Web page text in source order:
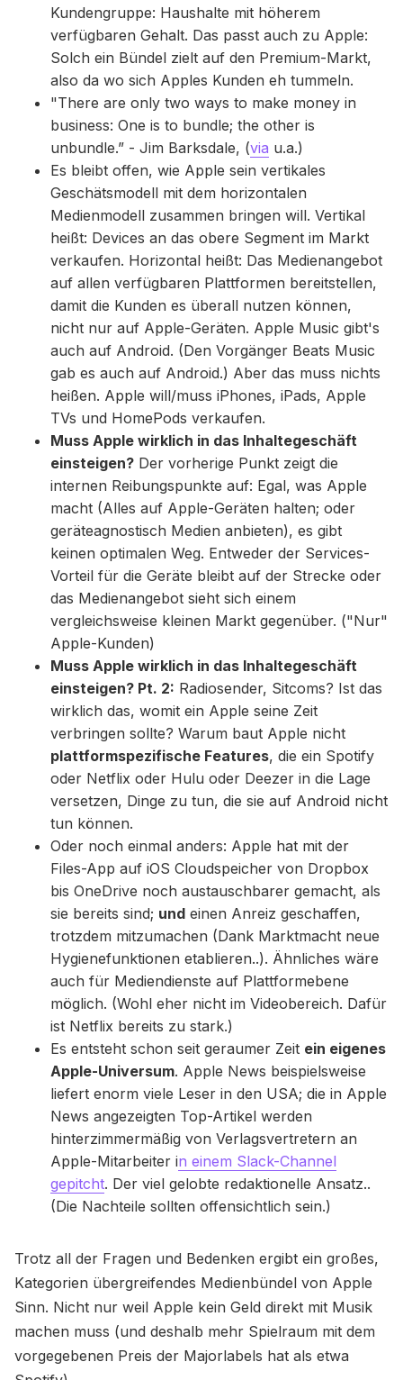
Kundengruppe: Haushalte mit höherem
verfügbaren Gehalt. Das passt auch zu Apple:
Solch ein Bündel zielt auf den Premium-Markt,
also da wo sich Apples Kunden eh tummeln.
"There are only two ways to make money in
business: One is to bundle; the other is
unbundle.” - Jim Barksdale, (via u.a.)
Es bleibt offen, wie Apple sein vertikales
Geschätsmodell mit dem horizontalen
Medienmodell zusammen bringen will. Vertikal
heißt: Devices an das obere Segment im Markt
verkaufen. Horizontal heißt: Das Medienangebot
auf allen verfügbaren Plattformen bereitstellen,
damit die Kunden es überall nutzen können,
nicht nur auf Apple-Geräten. Apple Music gibt's
auch auf Android. (Den Vorgänger Beats Music
gab es auch auf Android.) Aber das muss nichts
heißen. Apple will/muss iPhones, iPads, Apple
TVs und HomePods verkaufen.
Muss Apple wirklich in das Inhaltegeschäft
einsteigen? Der vorherige Punkt zeigt die
internen Reibungspunkte auf: Egal, was Apple
macht (Alles auf Apple-Geräten halten; oder
geräteagnostisch Medien anbieten), es gibt
keinen optimalen Weg. Entweder der Services-
Vorteil für die Geräte bleibt auf der Strecke oder
das Medienangebot sieht sich einem
vergleichsweise kleinen Markt gegenüber. ("Nur"
Apple-Kunden)
Muss Apple wirklich in das Inhaltegeschäft
einsteigen? Pt. 2: Radiosender, Sitcoms? Ist das
wirklich das, womit ein Apple seine Zeit
verbringen sollte? Warum baut Apple nicht
plattformspezifische Features, die ein Spotify
oder Netflix oder Hulu oder Deezer in die Lage
versetzen, Dinge zu tun, die sie auf Android nicht
tun können.
Oder noch einmal anders: Apple hat mit der
Files-App auf iOS Cloudspeicher von Dropbox
bis OneDrive noch austauschbarer gemacht, als
sie bereits sind; und einen Anreiz geschaffen,
trotzdem mitzumachen (Dank Marktmacht neue
Hygienefunktionen etablieren..). Ähnliches wäre
auch für Mediendienste auf Plattformebene
möglich. (Wohl eher nicht im Videobereich. Dafür
ist Netflix bereits zu stark.)
Es entsteht schon seit geraumer Zeit ein eigenes
Apple-Universum. Apple News beispielsweise
liefert enorm viele Leser in den USA; die in Apple
News angezeigten Top-Artikel werden
hinterzimmermäßig von Verlagsvertretern an
Apple-Mitarbeiter in einem Slack-Channel
gepitcht. Der viel gelobte redaktionelle Ansatz..
(Die Nachteile sollten offensichtlich sein.)
Trotz all der Fragen und Bedenken ergibt ein großes,
Kategorien übergreifendes Medienbündel von Apple
Sinn. Nicht nur weil Apple kein Geld direkt mit Musik
machen muss (und deshalb mehr Spielraum mit dem
vorgegebenen Preis der Majorlabels hat als etwa